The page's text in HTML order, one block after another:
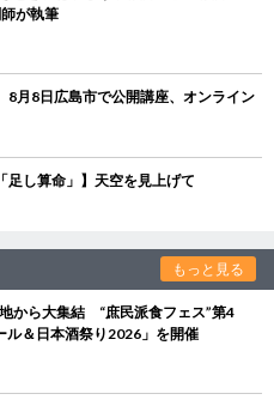
が執筆
月8日広島市で公開講座、オンライン
足し算命」】天空を見上げて
もっと見る
から大集結 “庶民派食フェス”第4
ル＆日本酒祭り2026」を開催